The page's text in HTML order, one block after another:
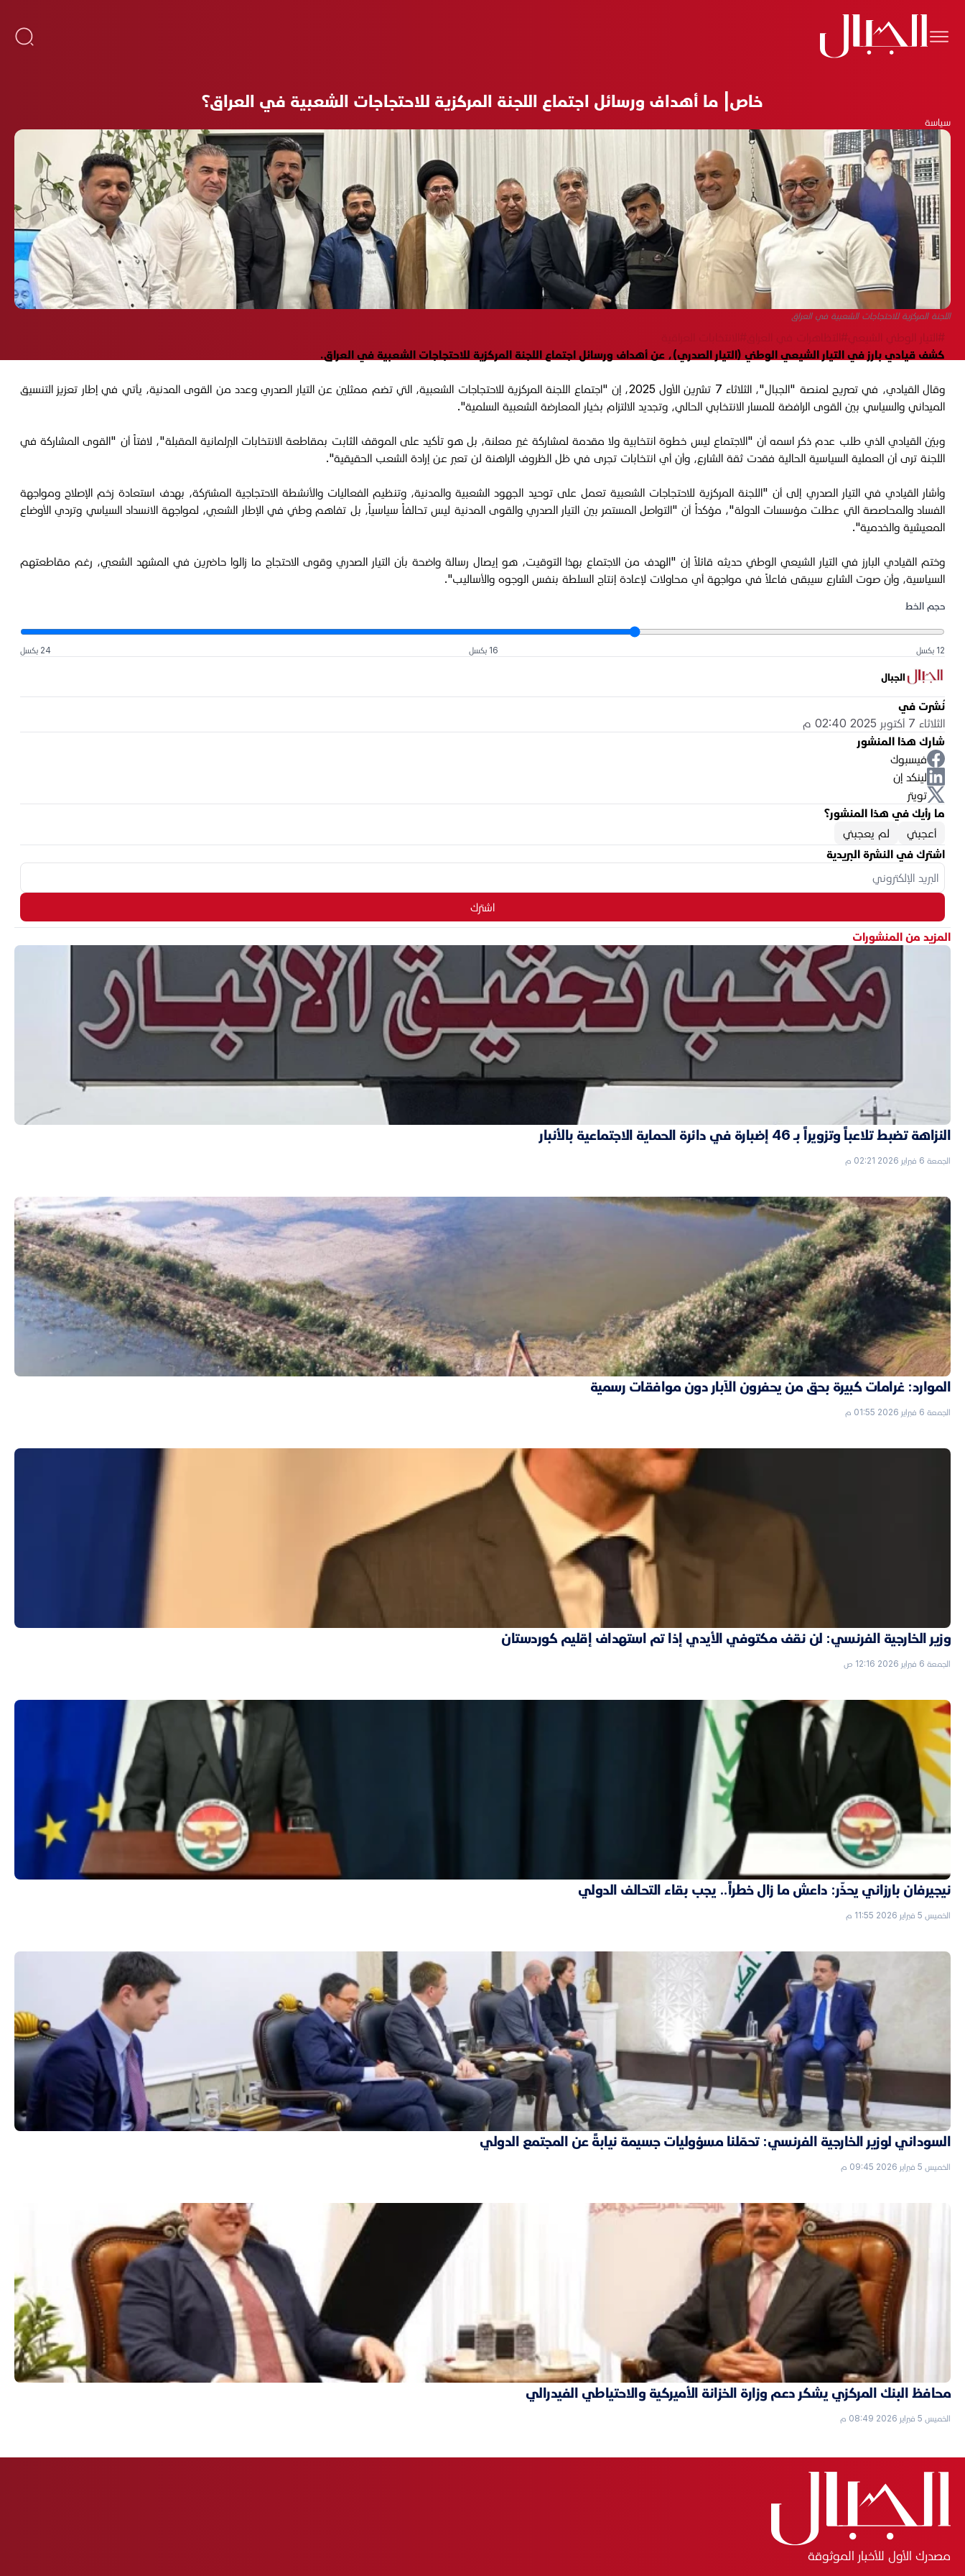
خاص| ما أهداف ورسائل اجتماع اللجنة المركزية للاحتجاجات الشعبية في العراق؟
سياسة
اللجنة المركزية للاحتجاجات الشعبية في العراق
#التيار الوطني الشيعي#التظاهرات في العراق
كشف قيادي بارز في التيار الشيعي الوطني (التيار الصدري)، عن أهداف ورسائل اجتماع اللجنة المركزية للاحتجاجات الشعبية في العراق.
وقال القيادي، في تصريح لمنصة "الجبال"، الثلاثاء 7 تشرين الأول 2025، إن "اجتماع اللجنة المركزية للاحتجاجات الشعبية، التي تضم ممثلين عن التيار الصدري وعدد من القوى المدنية، يأتي في إطار تعزيز التنسيق
الميداني والسياسي بين القوى الرافضة للمسار الانتخابي الحالي، وتجديد الالتزام بخيار المعارضة الشعبية السلمية".
وبيّن القيادي الذي طلب عدم ذكر اسمه أن "الاجتماع ليس خطوة انتخابية ولا مقدمة لمشاركة غير معلنة، بل هو تأكيد على الموقف الثابت بمقاطعة الانتخابات البرلمانية المقبلة"، لافتاً أن "القوى المشاركة في
اللجنة ترى أن العملية السياسية الحالية فقدت ثقة الشارع، وأن أي انتخابات تجرى في ظل الظروف الراهنة لن تعبر عن إرادة الشعب الحقيقية".
وأشار القيادي في التيار الصدري إلى أن "اللجنة المركزية للاحتجاجات الشعبية تعمل على توحيد الجهود الشعبية والمدنية، وتنظيم الفعاليات والأنشطة الاحتجاجية المشتركة، بهدف استعادة زخم الإصلاح ومواجهة
الفساد والمحاصصة التي عطلت مؤسسات الدولة"، مؤكداً أن "التواصل المستمر بين التيار الصدري والقوى المدنية ليس تحالفاً سياسياً، بل تفاهم وطني في الإطار الشعبي، لمواجهة الانسداد السياسي وتردي الأوضاع
المعيشية والخدمية".
وختم القيادي البارز في التيار الشيعي الوطني حديثه قائلاً إن "الهدف من الاجتماع بهذا التوقيت، هو إيصال رسالة واضحة بأن التيار الصدري وقوى الاحتجاج ما زالوا حاضرين في المشهد الشعبي، رغم مقاطعتهم
السياسية، وأن صوت الشارع سيبقى فاعلاً في مواجهة أي محاولات لإعادة إنتاج السلطة بنفس الوجوه والأساليب".
حجم الخط
12 بكسل 16 بكسل 24 بكسل
الجبال
نُشرت في
الثلاثاء 7 أكتوبر 2025 02:40 م
شارك هذا المنشور
فيسبوك
لينكد إن
تويتر
ما رأيك في هذا المنشور؟
أعجبني
لم يعجبني
اشترك في النشرة البريدية
اشترك
المزيد من المنشورات
النزاهة تضبط تلاعباً وتزويراً بـ 46 إضبارة في دائرة الحماية الاجتماعية بالأنبار
الجمعة 6 فبراير 2026 02:21 م
الموارد: غرامات كبيرة بحق من يحفرون الآبار دون موافقات رسمية
الجمعة 6 فبراير 2026 01:55 م
وزير الخارجية الفرنسي: لن نقف مكتوفي الأيدي إذا تم استهداف إقليم كوردستان
الجمعة 6 فبراير 2026 12:16 ص
نيجيرفان بارزاني يحذّر: داعش ما زال خطراً.. يجب بقاء التحالف الدولي
الخميس 5 فبراير 2026 11:55 م
السوداني لوزير الخارجية الفرنسي: تحمّلنا مسؤوليات جسيمة نيابةً عن المجتمع الدولي
الخميس 5 فبراير 2026 09:45 م
محافظ البنك المركزي يشكر دعم وزارة الخزانة الأميركية والاحتياطي الفيدرالي
الخميس 5 فبراير 2026 08:49 م
مصدرك الأول للأخبار الموثوقة